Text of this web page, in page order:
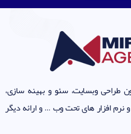
طراحی وبسایت، سئو و بهینه سازی،
نرم افزار های تحت وب … و ارائه دیگر